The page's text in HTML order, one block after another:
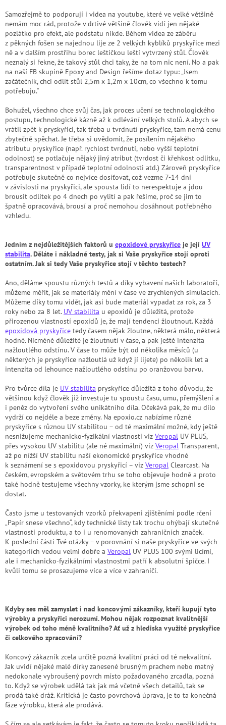
Samozřejmě to podporují i videa na youtube, které ve velké většině
nemám moc rád, protože v drtivé většině člověk vidí jen nějaké
pozlátko pro efekt, ale podstatu nikde. Během videa ze záběru
z pěkných fošen se najednou lije ze 2 velkých kyblíků pryskyřice mezi
ně a v dalším prostřihu borec leštičkou leští vytvrzený stůl. Člověk
neznalý si řekne, že takový stůl chci taky, že na tom nic není. No a pak
na naší FB skupině Epoxy and Design řešíme dotaz typu: „Jsem
začátečník, chci odlít stůl 2,5m x 1,2m x 10cm, co všechno k tomu
potřebuju.“
Bohužel, všechno chce svůj čas, jak proces učení se technologického
postupu, technologické kázně až k odlévání velkých stolů. A abych se
vrátil zpět k pryskyřici, tak třeba u tvrdnutí pryskyřice, tam nemá cenu
zbytečně spěchat. Je třeba si uvědomit, že posílením nějakého
atributu pryskyřice (např. rychlost tvrdnutí, nebo vyšší teplotní
odolnost) se potlačuje nějaký jiný atribut (tvrdost či křehkost odlitku,
transparentnost v případě teplotní odolnosti atd.) Zároveň pryskyřice
potřebuje skutečně co nejvíce dosíťovat, což vezme 7-14 dní
v závislosti na pryskyřici, ale spousta lidí to nerespektuje a jdou
brousit odlitek po 4 dnech po vylití a pak řešíme, proč se jim to
špatně opracovává, brousí a proč nemohou dosáhnout potřebného
vzhledu.
Jedním z nejdůležitějších faktorů u epoxidové pryskyřice je její UV
stabilita. Děláte i nákladné testy, jak si Vaše pryskyřice stojí oproti
ostatním. Jak si tedy Vaše pryskyřice stojí v těchto testech?
Ano, děláme spoustu různých testů a díky vybavení našich laboratoří,
můžeme měřit, jak se materiály mění v čase ve zrychlených simulacích.
Můžeme díky tomu vidět, jak asi bude materiál vypadat za rok, za 3
roky nebo za 8 let. UV stabilita u epoxidů je důležitá, protože
přirozenou vlastností epoxidů je, že mají tendenci žloutnout. Každá
epoxidová pryskyřice tedy časem nějak žloutne, některá málo, některá
hodně. Nicméně důležité je žloutnutí v čase, a pak ještě intenzita
nažloutlého odstínu. V čase to může být od několika měsíců (u
některých je pryskyřice nažloutlá už když jí lijete) po několik let a
intenzita od lehounce nažloutlého odstínu po oranžovou barvu.
Pro tvůrce díla je UV stabilita pryskyřice důležitá z toho důvodu, že
většinou když člověk již investuje tu spoustu času, umu, přemýšlení a
i peněz do vytvoření svého unikátního díla. Očekává pak, že mu dílo
vydrží co nejdéle a beze změny. Na epoxio.cz nabízíme různé
pryskyřice s různou UV stabilitou – od té maximální možné, kdy ještě
nesnižujeme mechanicko-fyzikální vlastnosti viz Veropal UV PLUS,
přes vysokou UV stabilitu (ale né maximální) viz Veropal Transparent,
až po nížší UV stabilitu naší ekonomické pryskyřice vhodné
k seznámení se s epoxidovou pryskyřicí – viz Veropal Clearcast. Na
českém, evropském a světovém trhu se toho objevuje hodně a proto
také hodně testujeme všechny vzorky, ke kterým jsme schopni se
dostat.
Často jsme u testovaných vzorků překvapeni zjištěními podle rčení
„Papír snese všechno“, kdy technické listy tak trochu ohýbají skutečné
vlastnosti produktu, a to i u renomovaných zahraničních značek.
K poslední části Tvé otázky – v porovnání si naše pryskyřice ve svých
kategoriích vedou velmi dobře a Veropal UV PLUS 100 svými licími,
ale i mechanicko-fyzikálními vlastnostmi patří k absolutní špičce. I
kvůli tomu se prosazujeme více a více v zahraničí.
Kdyby ses měl zamyslet i nad koncovými zákazníky, kteří kupují tyto
výrobky a pryskyřici nerozumí. Mohou nějak rozpoznat kvalitnější
výrobek od toho méně kvalitního? Ať už z hlediska využité pryskyřice
či celkového zpracování?
Koncový zákazník zcela určitě pozná kvalitní práci od té nekvalitní.
Jak uvidí nějaké malé dírky zanesené brusným prachem nebo matný
nedokonale vybroušený povrch místo požadovaného zrcadla, pozná
to. Když se výrobek udělá tak jak má včetně všech detailů, tak se
prodá také dráž. Kritická je často povrchová úprava, je to ta konečná
fáze výrobku, která ale prodává.